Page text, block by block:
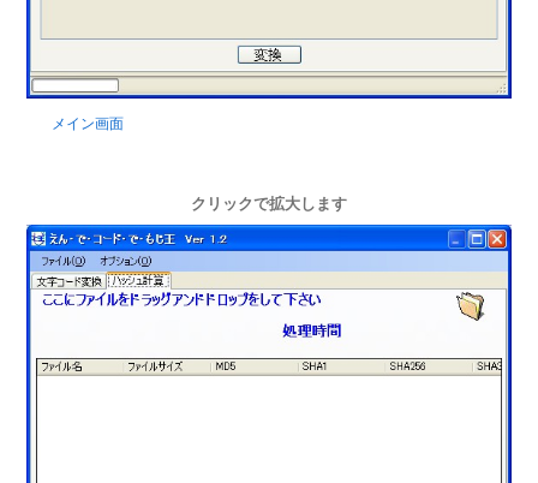
メイン画面
クリックで拡大します